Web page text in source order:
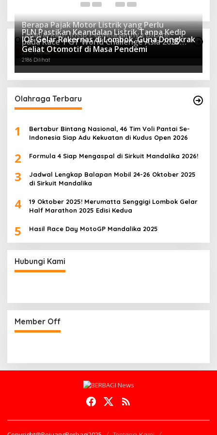
Otomotif Terpopuler
Berapa Pajak Motor Listrik yang Perlu
Dibayarkan? Intip Penjelasannya Di Sini!
2433 Dilihat
PLN Pastikan Keandalan Listrik Tanpa Kedip
pada Race 1 GT World Challenge Asia 2025
Mandalika
2217 Dilihat
IOF Gelar Rakernas di Lombok, Guna Dongkrak
Geliat Otomotif di Masa Pendemi
2186 Dilihat
Olahraga Terbaru
1
Bertabur Bintang Nasional, 46 Tim Voli Pantai Se-
Indonesia Siap Adu Kekuatan di Kudus Open 2026
2 Formula 4 Siap Mengaspal di Sirkuit Mandalika 2026!
3
Jadwal Lengkap Balapan Mobil 24-26 Oktober 2025
di Sirkuit Mandalika
4
19 Oktober 2025! Merumatta Senggigi Lombok Gelar
Half Marathon 2025 Edisi Kedua
5 Hasil Race Day MotoGP Mandalika 2025
Hubungi Kami
Member Off